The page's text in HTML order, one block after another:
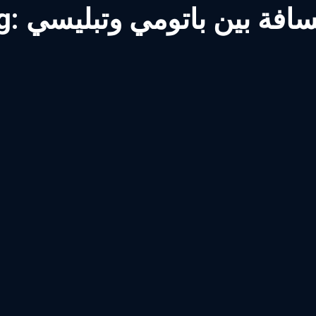
بين باتومي وتبليسي